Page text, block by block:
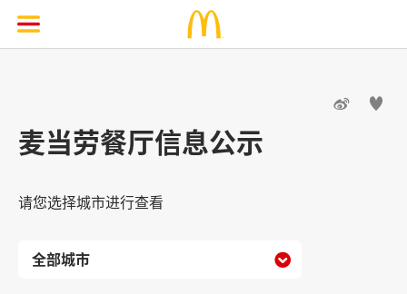
 
麦当劳餐厅信息公示
请您选择城市进行查看
